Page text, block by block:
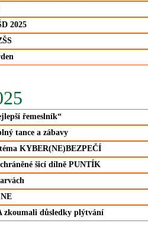
2025
řemeslník“
tance a zábavy
KYBER(NE)BEZPEČÍ
šicí dílně PUNTÍK
důsledky plýtvání